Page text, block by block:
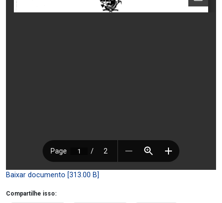
Baixar documento [313.00 B]
Compartilhe isso: